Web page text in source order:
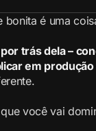
bonita é uma
trás dela –
em produção
você vai